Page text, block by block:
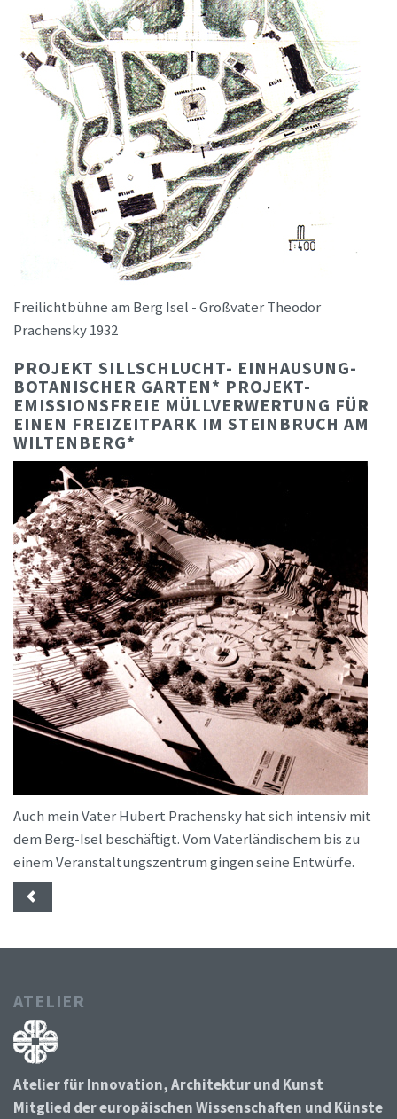
Freilichtbühne am Berg Isel - Großvater Theodor
Prachensky 1932
PROJEKT SILLSCHLUCHT- EINHAUSUNG-
BOTANISCHER GARTEN* PROJEKT-
EMISSIONSFREIE MÜLLVERWERTUNG FÜR
EINEN FREIZEITPARK IM STEINBRUCH AM
WILTENBERG*
Auch mein Vater Hubert Prachensky hat sich intensiv mit
dem Berg-Isel beschäftigt. Vom Vaterländischem bis zu
einem Veranstaltungszentrum gingen seine Entwürfe.
ATELIER
Atelier für Innovation, Architektur und Kunst
Mitglied der europäischen Wissenschaften und Künste